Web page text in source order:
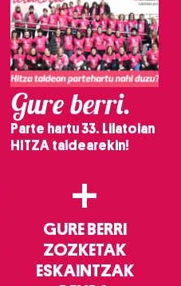
Gure berri.
Parte hartu 33. Lilatoian
HITZA taldearekin!
+
GURE BERRI
ZOZKETAK
ESKAINTZAK